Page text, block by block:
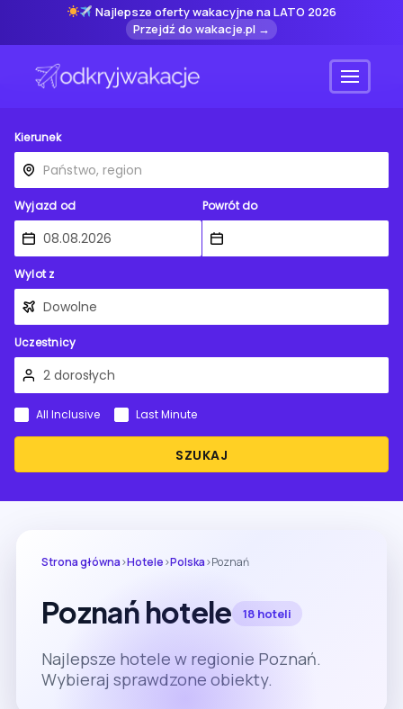
Najlepsze oferty wakacyjne na LATO 2026
Przejdź do wakacje.pl →
Menu
Kierunek
Wyjazd od Powrót do
Wylot z
Uczestnicy
SZUKAJ
All Inclusive Last Minute
Strona główna›Hotele›Polska›Poznań
Poznań hotele 18 hoteli
Najlepsze hotele w regionie Poznań.
Wybieraj sprawdzone obiekty.